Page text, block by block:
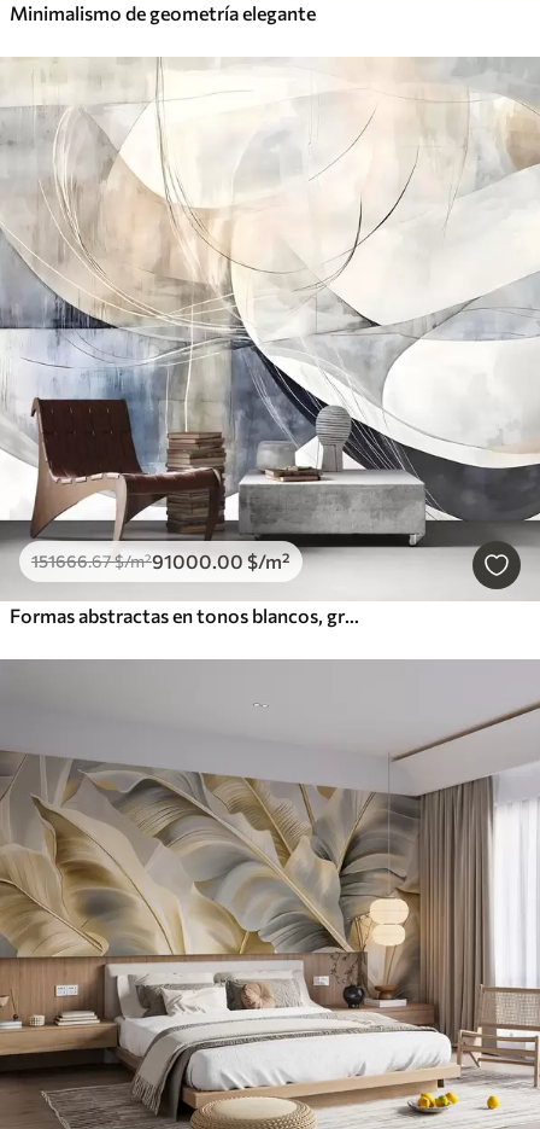
Minimalismo de geometría elegante
151666.67$/m²91000.00$/m²
Formas abstractas en tonos blancos, grises, beige y azules sobre un fondo de textura difuminada